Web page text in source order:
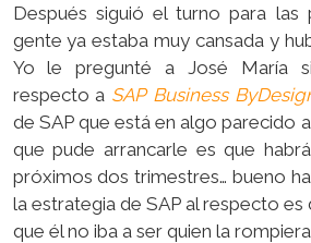
Después siguió el turno para las
gente ya estaba muy cansada y
Yo le pregunté a José María
respecto a SAP Business
de SAP que está en algo parecido
que pude arrancarle es que
próximos dos trimestres… bueno
la estrategia de SAP al respecto
que él no iba a ser quien la